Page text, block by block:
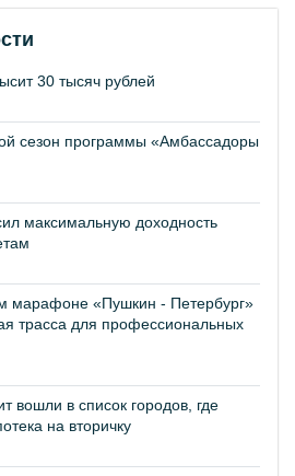
30 тысяч рублей
сезон программы «Амбассадоры
максимальную доходность
марафоне «Пушкин - Петербург»
трасса для профессиональных
вошли в список городов, где
на вторичку